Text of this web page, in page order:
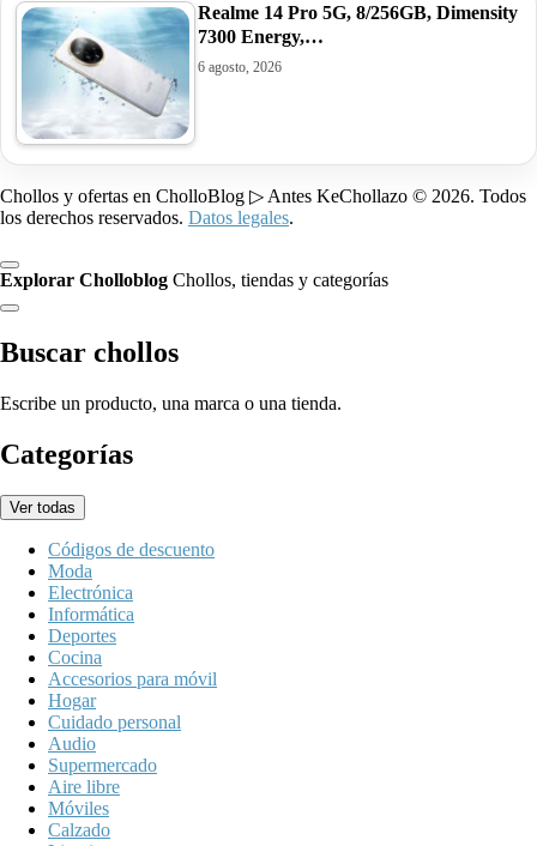
Realme 14 Pro 5G, 8/256GB, Dimensity
7300 Energy,…
6 agosto, 2026
Chollos y ofertas en CholloBlog ▷ Antes KeChollazo © 2026. Todos
los derechos reservados. Datos legales.
Explorar Cholloblog Chollos, tiendas y categorías
Buscar chollos
Escribe un producto, una marca o una tienda.
Categorías
Ver todas
Códigos de descuento
Moda
Electrónica
Informática
Deportes
Cocina
Accesorios para móvil
Hogar
Cuidado personal
Audio
Supermercado
Aire libre
Móviles
Calzado